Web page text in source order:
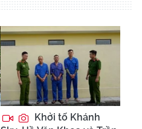
Khởi tố Khánh